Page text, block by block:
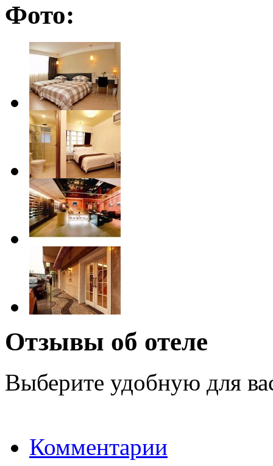
Фото:
Отзывы об отеле
Выберите удобную для
Комментарии